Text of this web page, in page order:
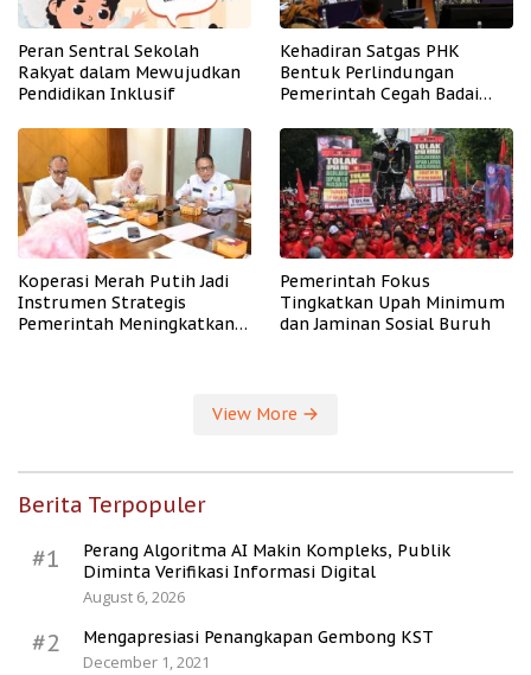
Peran Sentral Sekolah
Rakyat dalam Mewujudkan
Pendidikan Inklusif
Kehadiran Satgas PHK
Bentuk Perlindungan
Pemerintah Cegah Badai
Koperasi Merah Putih Jadi
Instrumen Strategis
Pemerintah Meningkatkan
Pemerintah Fokus
Tingkatkan Upah Minimum
dan Jaminan Sosial Buruh
View More
Berita Terpopuler
#1
Perang Algoritma AI Makin Kompleks, Publik
Diminta Verifikasi Informasi Digital
August 6, 2026
#2
Mengapresiasi Penangkapan Gembong KST
December 1, 2021